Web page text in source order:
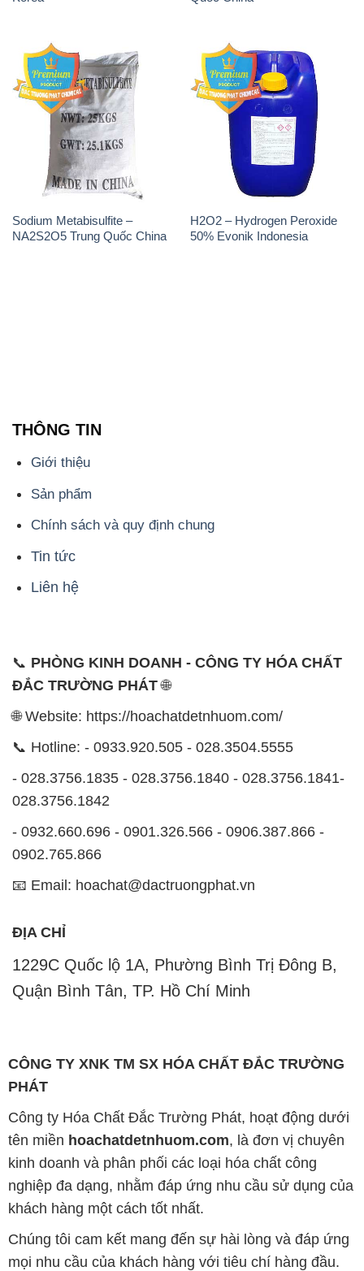
Sodium Metabisulfite –
NA2S2O5 Trung Quốc China
H2O2 – Hydrogen Peroxide
50% Evonik Indonesia
THÔNG TIN
Giới thiệu
Sản phẩm
Chính sách và quy định chung
Tin tức
Liên hệ
📞 PHÒNG KINH DOANH - CÔNG TY HÓA CHẤT
ĐẮC TRƯỜNG PHÁT🌐
🌐 Website: https://hoachatdetnhuom.com/
📞 Hotline: - 0933.920.505 - 028.3504.5555
- 028.3756.1835 - 028.3756.1840 - 028.3756.1841-
028.3756.1842
- 0932.660.696 - 0901.326.566 - 0906.387.866 -
0902.765.866
📧 Email: hoachat@dactruongphat.vn
ĐỊA CHỈ
1229C Quốc lộ 1A, Phường Bình Trị Đông B,
Quận Bình Tân, TP. Hồ Chí Minh
CÔNG TY XNK TM SX HÓA CHẤT ĐẮC TRƯỜNG
PHÁT
Công ty Hóa Chất Đắc Trường Phát, hoạt động dưới
tên miền hoachatdetnhuom.com, là đơn vị chuyên
kinh doanh và phân phối các loại hóa chất công
nghiệp đa dạng, nhằm đáp ứng nhu cầu sử dụng của
khách hàng một cách tốt nhất.
Chúng tôi cam kết mang đến sự hài lòng và đáp ứng
mọi nhu cầu của khách hàng với tiêu chí hàng đầu.